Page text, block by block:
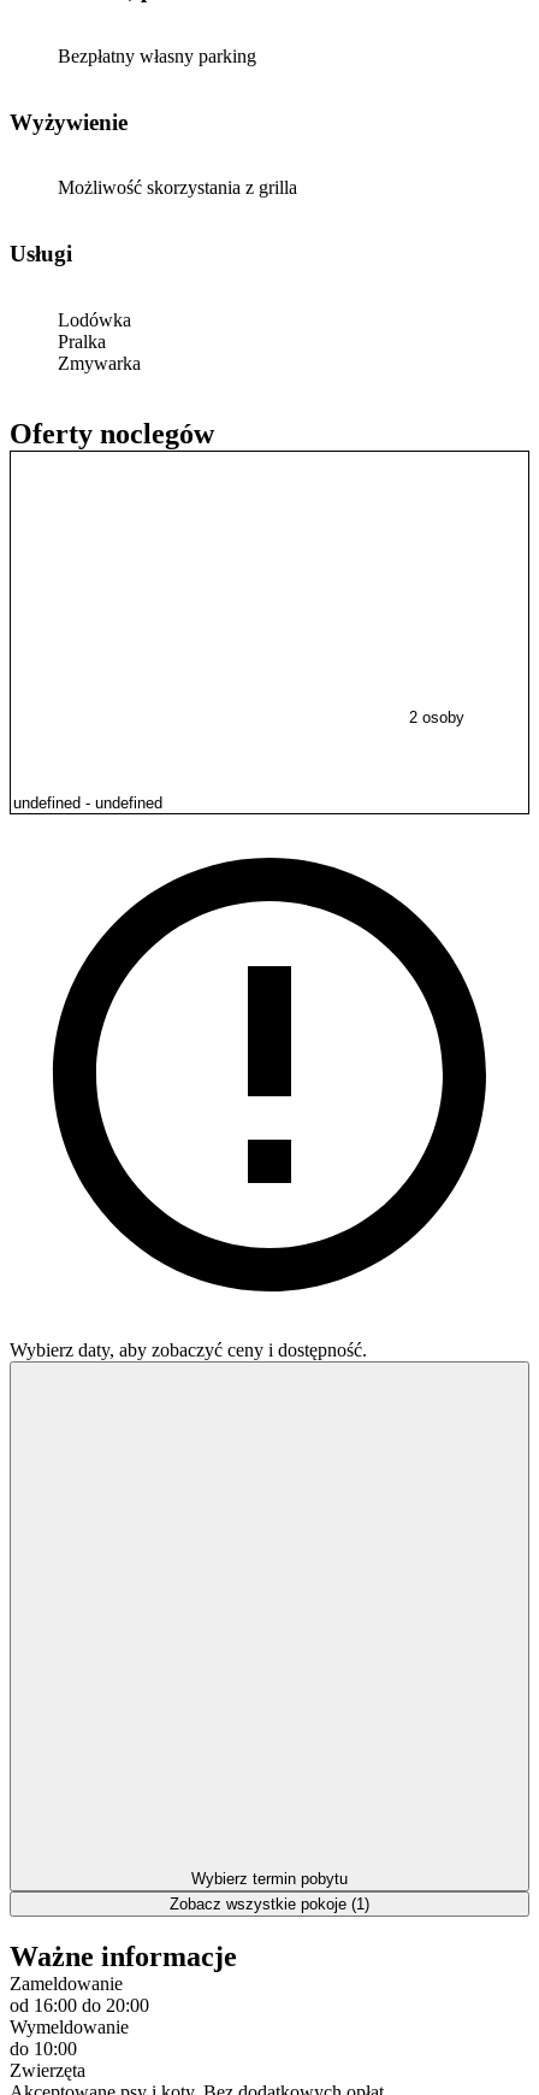
Oferty noclegów
2 osoby
Wybierz daty, aby zobaczyć ceny i dostępność.
Wybierz termin pobytu
Zobacz wszystkie pokoje (1)
Bezpłatny własny parking
Wyżywienie
Możliwość skorzystania z grilla
Usługi
Lodówka
Pralka
Zmywarka
Ważne informacje
Zameldowanie
od 16:00 do 20:00
Wymeldowanie
do 10:00
Zwierzęta